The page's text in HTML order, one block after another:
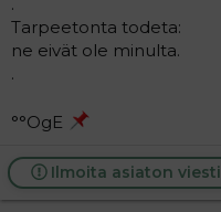
Kehtaa
Itä-Suomessa
Siis
Kohta
Hirtto-
köydessä
Kiikkua.
Tarpeetonta todeta:
ne eivät ole minulta.
.
°°OgE
Ilmoita asiaton viesti